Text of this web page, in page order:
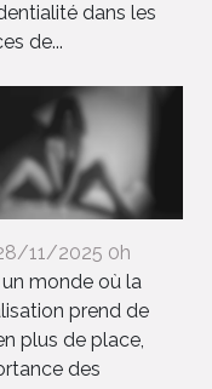
dans les
de...
11/2025 0h
monde où la
prend de
plus de place,
des